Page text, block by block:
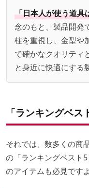
「日本人が使う道具
念のもと、製品開発
柱を重視し、金型や
で確かなクオリティ
と身近に快適にする
「ランキングベ
それでは、数多くの商
の「ランキングベスト
のアイテムも必見です